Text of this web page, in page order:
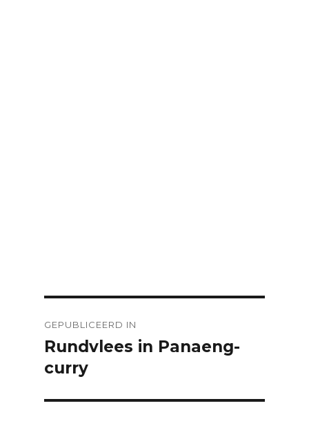
navigatie
GEPUBLICEERD IN
Rundvlees in Panaeng-
curry